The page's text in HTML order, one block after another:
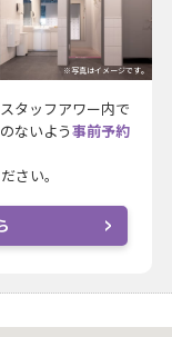
※写真はイメージです。
タッフアワー内で
ないよう事前予約
さい。